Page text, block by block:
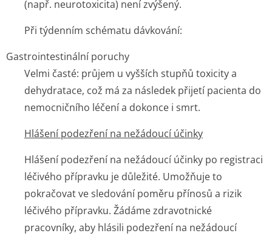
(např. neurotoxicita) není zvýšený.
Při týdenním schématu dávkování:
Gastrointestinální poruchy
Velmi časté: průjem u vyšších stupňů toxicity a
dehydratace, což má za následek přijetí pacienta do
nemocničního léčení a dokonce i smrt.
Hlášení podezření na nežádoucí účinky
Hlášení podezření na nežádoucí účinky po registraci
léčivého přípravku je důležité. Umožňuje to
pokračovat ve sledování poměru přínosů a rizik
léčivého přípravku. Žádáme zdravotnické
pracovníky, aby hlásili podezření na nežádoucí